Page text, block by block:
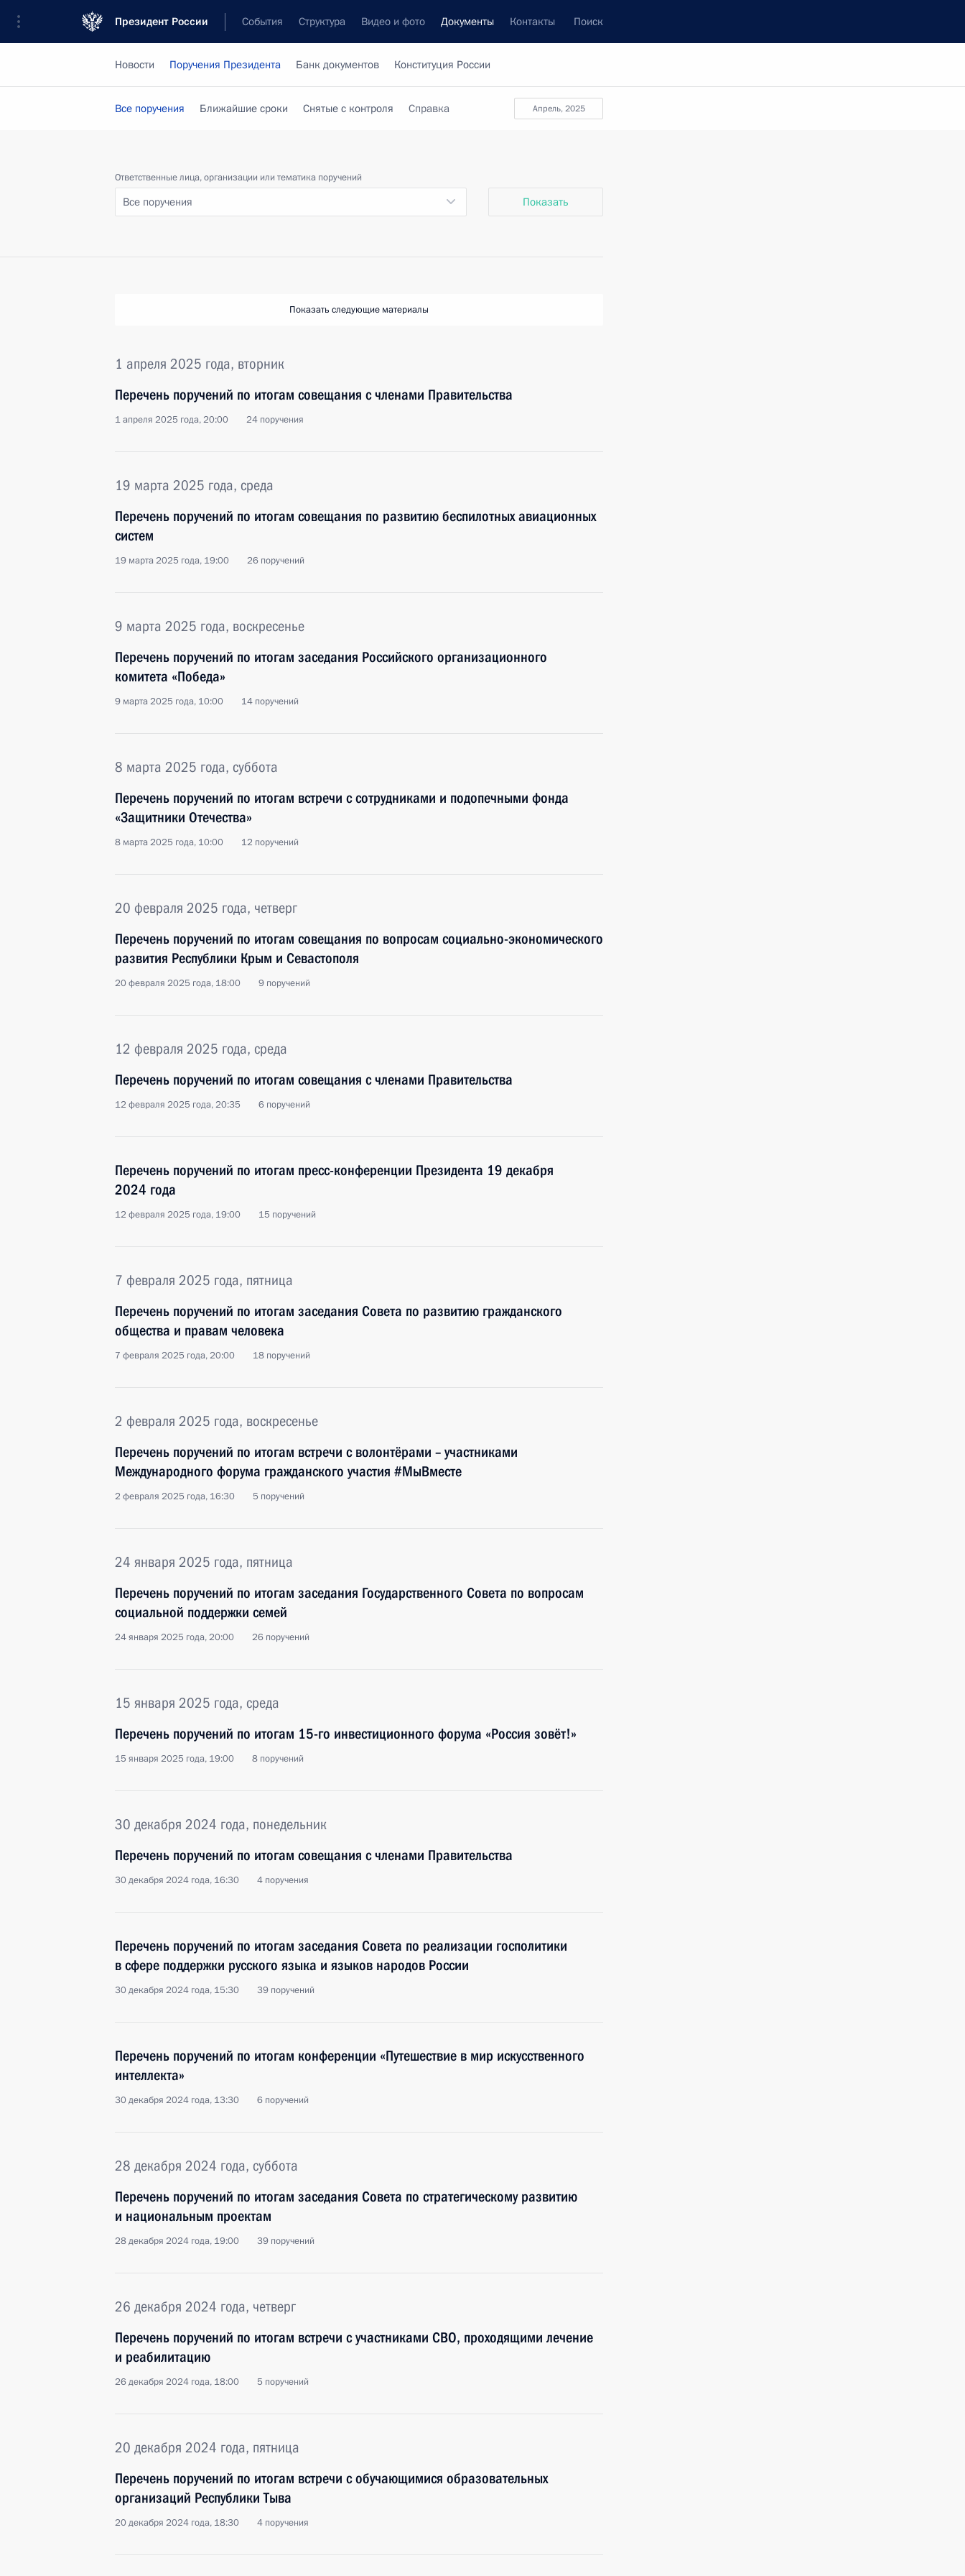
Президент России События Структура Видео и фото Документы Контакты Поиск
Новости Поручения Президента Банк документов Конституция России
апрель, 2025
Все поручения Ближайшие сроки Снятые с контроля Справка
Ответственные лица, организации или тематика поручений
Все поручения Показать
Показать следующие материалы
1 апреля 2025 года, вторник
Перечень поручений по итогам совещания с членами Правительства
1 апреля 2025 года, 20:00 24 поручения
19 марта 2025 года, среда
Перечень поручений по итогам совещания по развитию беспилотных авиационных
систем
19 марта 2025 года, 19:00 26 поручений
9 марта 2025 года, воскресенье
Перечень поручений по итогам заседания Российского организационного
комитета «Победа»
9 марта 2025 года, 10:00 14 поручений
8 марта 2025 года, суббота
Перечень поручений по итогам встречи с сотрудниками и подопечными фонда
«Защитники Отечества»
8 марта 2025 года, 10:00 12 поручений
20 февраля 2025 года, четверг
Перечень поручений по итогам совещания по вопросам социально-экономического
развития Республики Крым и Севастополя
20 февраля 2025 года, 18:00 9 поручений
12 февраля 2025 года, среда
Перечень поручений по итогам совещания с членами Правительства
12 февраля 2025 года, 20:35 6 поручений
Перечень поручений по итогам пресс-конференции Президента 19 декабря
2024 года
12 февраля 2025 года, 19:00 15 поручений
7 февраля 2025 года, пятница
Перечень поручений по итогам заседания Совета по развитию гражданского
общества и правам человека
7 февраля 2025 года, 20:00 18 поручений
2 февраля 2025 года, воскресенье
Перечень поручений по итогам встречи с волонтёрами – участниками
Международного форума гражданского участия #МыВместе
2 февраля 2025 года, 16:30 5 поручений
24 января 2025 года, пятница
Перечень поручений по итогам заседания Государственного Совета по вопросам
социальной поддержки семей
24 января 2025 года, 20:00 26 поручений
15 января 2025 года, среда
Перечень поручений по итогам 15-го инвестиционного форума «Россия зовёт!»
15 января 2025 года, 19:00 8 поручений
30 декабря 2024 года, понедельник
Перечень поручений по итогам совещания с членами Правительства
30 декабря 2024 года, 16:30 4 поручения
Перечень поручений по итогам заседания Совета по реализации госполитики
в сфере поддержки русского языка и языков народов России
30 декабря 2024 года, 15:30 39 поручений
Перечень поручений по итогам конференции «Путешествие в мир искусственного
интеллекта»
30 декабря 2024 года, 13:30 6 поручений
28 декабря 2024 года, суббота
Перечень поручений по итогам заседания Совета по стратегическому развитию
и национальным проектам
28 декабря 2024 года, 19:00 39 поручений
26 декабря 2024 года, четверг
Перечень поручений по итогам встречи с участниками СВО, проходящими лечение
и реабилитацию
26 декабря 2024 года, 18:00 5 поручений
20 декабря 2024 года, пятница
Перечень поручений по итогам встречи с обучающимися образовательных
организаций Республики Тыва
20 декабря 2024 года, 18:30 4 поручения